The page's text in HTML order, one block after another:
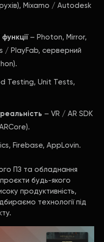
Mixamo / Autodesk
– Photon, Mirror,
/ PlayFab, серверний
Testing, Unit Tests,
– VR / AR SDK
Firebase, AppLovin.
ПЗ та обладнання
будь-якого
продуктивність,
технології під